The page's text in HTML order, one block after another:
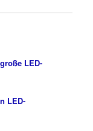
LED-
LED-